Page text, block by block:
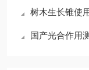
树木生长锥使
国产光合作用测定